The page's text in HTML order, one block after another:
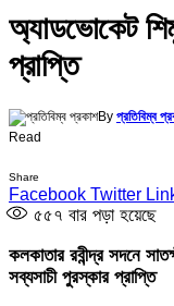
অ্যাডভোকেট
প্রাপ্তি
By প্রতিবিম্ব
Read
Share
Facebook Twitter
৫৫৭ বার পড়া হয়েছে
কলকাতার রবীন্দ্র সদনে
সব্যসাচী পুরস্কার প্রাপ্তি